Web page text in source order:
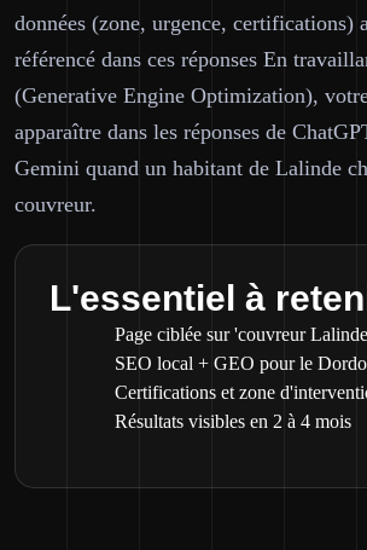
données (zone, urgence, certifications)
référencé dans ces réponses En
(Generative Engine Optimization),
apparaître dans les réponses de
Gemini quand un habitant de Lalinde
couvreur.
L'essentiel à
Page ciblée sur 'couvreur
SEO local + GEO pour le
Certifications et zone
Résultats visibles en 2 à 4 mois